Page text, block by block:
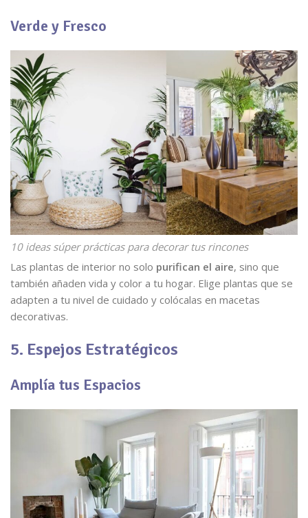
Verde y Fresco
10 ideas súper prácticas para decorar tus rincones
Las plantas de interior no solo purifican el aire, sino que
también añaden vida y color a tu hogar. Elige plantas que se
adapten a tu nivel de cuidado y colócalas en macetas
decorativas.
5. Espejos Estratégicos
Amplía tus Espacios